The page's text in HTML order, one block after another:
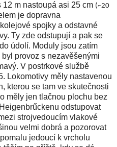
m nastoupá asi 25 cm (~20
je dopravna
spojky a odstavné
Ty zde odstupují a pak se
údolí. Moduly jsou zatím
provoz s nezavěšenými
V postrkové službě
Lokomotivy měly nastavenou
kterou se tam ve skutečnosti
měly jen tlačnou plochu bez
űckenu odstupovat
strojvedoucím vlakové
velmi dobrá a pozorovat
jedoucí k vrcholu